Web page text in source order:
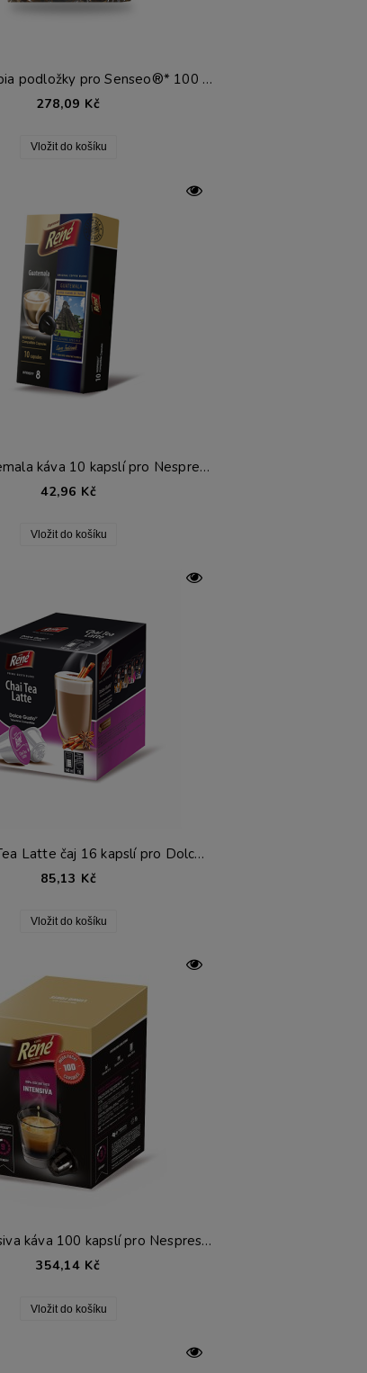
RENE Ethiopia podložky pro Senseo®* 100 ks.
278,09 Kč
Vložit do košíku
RENE Guatemala káva 10 kapslí pro Nespresso®*
42,96 Kč
Vložit do košíku
RENE Chai Tea Latte čaj 16 kapslí pro Dolce Gusto®*
85,13 Kč
Vložit do košíku
RENE Intensiva káva 100 kapslí pro Nespresso®*
354,14 Kč
Vložit do košíku